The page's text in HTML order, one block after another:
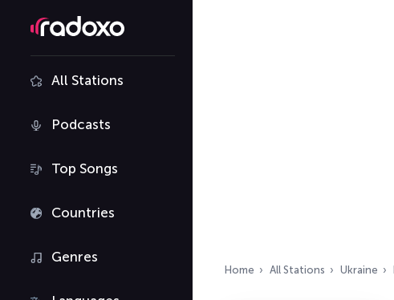
All Stations
Podcasts
Top Songs
Countries
Genres
Home All Stations Ukraine